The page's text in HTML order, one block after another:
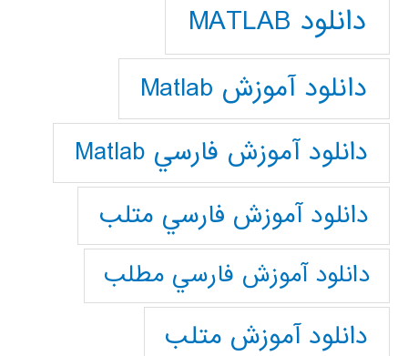
دانلود MATLAB
دانلود آموزش Matlab
دانلود آموزش فارسي Matlab
دانلود آموزش فارسي متلب
دانلود آموزش فارسي مطلب
دانلود آموزش متلب